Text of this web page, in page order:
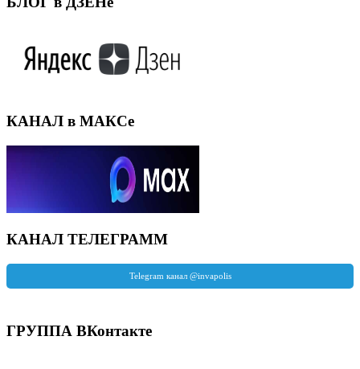
КАНАЛ в МАКСе
КАНАЛ ТЕЛЕГРАММ
ГРУППА ВКонтакте